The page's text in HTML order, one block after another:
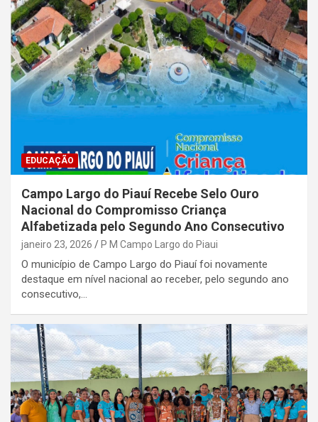
EDUCAÇÃO
Campo Largo do Piauí Recebe Selo Ouro
Nacional do Compromisso Criança
Alfabetizada pelo Segundo Ano Consecutivo
janeiro 23, 2026 P M Campo Largo do Piaui
O município de Campo Largo do Piauí foi novamente
destaque em nível nacional ao receber, pelo segundo ano
consecutivo,…